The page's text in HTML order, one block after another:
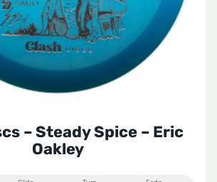
– Steady Spice – Eric
Oakley